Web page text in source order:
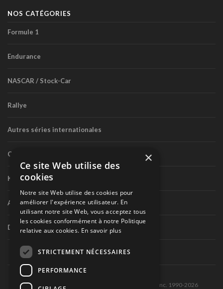
NOS CATÉGORIES
Formule 1
Endurance
NASCAR / Stock-Car
Rallye
Autres séries internationales
Circuit routier canadien
Karting
Autres séries nationales
Divers
Tous droits réservés © Les Éditions Pole-Position inc. 1990-2026
×
Ce site Web utilise des
cookies
Notre site Web utilise des cookies pour
améliorer l'expérience utilisateur. En
utilisant notre site Web, vous acceptez tous
les cookies conformément à notre Politique
relative aux cookies. En savoir plus
STRICTEMENT NÉCESSAIRES
PERFORMANCE